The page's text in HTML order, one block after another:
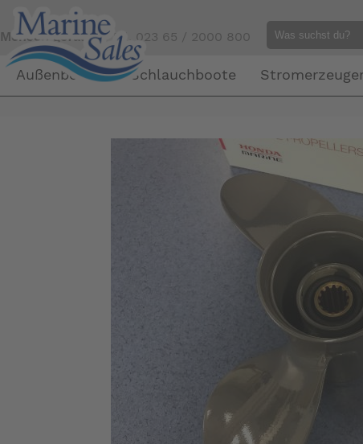
Mensch gefällig?Tel. 023 65 / 2000 800
Außenborder Schlauchboote